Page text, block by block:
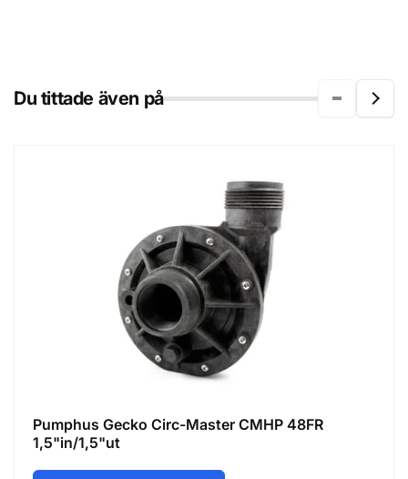
Du tittade även på
Pumphus Gecko Circ-Master CMHP 48FR
1,5"in/1,5"ut